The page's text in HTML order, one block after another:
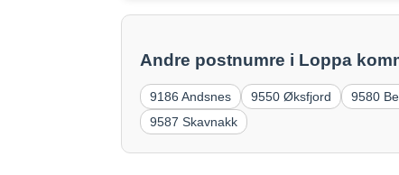
Andre postnumre i Loppa
9186 Andsnes 9550 Øksfjord 9580
9587 Skavnakk